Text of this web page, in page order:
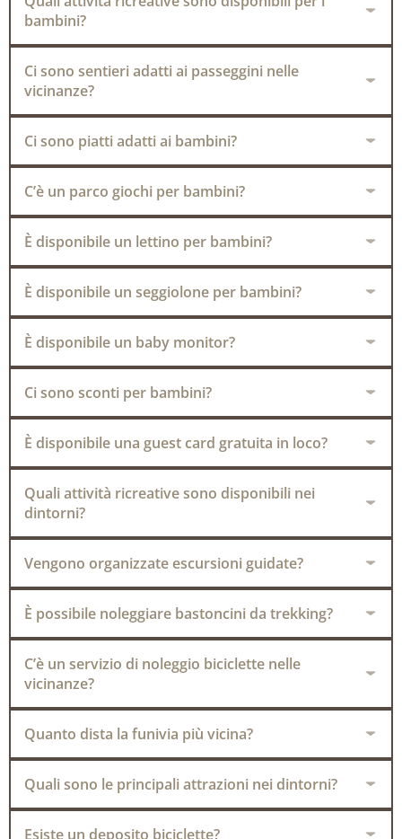
bambini?
Ci sono sentieri adatti ai passeggini nelle
vicinanze?
Ci sono piatti adatti ai bambini?
C’è un parco giochi per bambini?
È disponibile un lettino per bambini?
È disponibile un seggiolone per bambini?
È disponibile un baby monitor?
Ci sono sconti per bambini?
È disponibile una guest card gratuita in loco?
Quali attività ricreative sono disponibili nei
dintorni?
Vengono organizzate escursioni guidate?
È possibile noleggiare bastoncini da trekking?
C’è un servizio di noleggio biciclette nelle
vicinanze?
Quanto dista la funivia più vicina?
Quali sono le principali attrazioni nei dintorni?
Esiste un deposito biciclette?